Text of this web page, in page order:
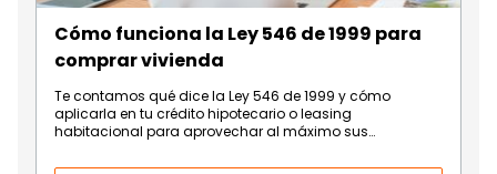
Cómo funciona la Ley 546 de 1999 para
comprar vivienda
Te contamos qué dice la Ley 546 de 1999 y cómo
aplicarla en tu crédito hipotecario o leasing
habitacional para aprovechar al máximo sus